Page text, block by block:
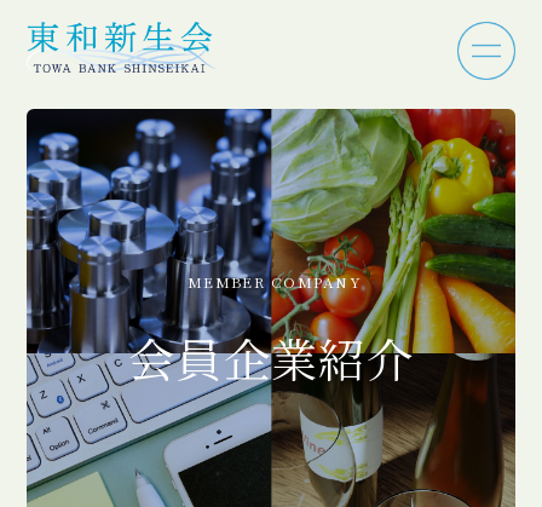
MEMBER COMPANY
会員企業紹介